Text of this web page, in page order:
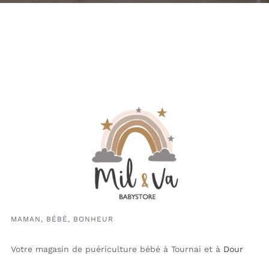
MAMAN, BÉBÉ, BONHEUR
Votre magasin de puériculture bébé à Tournai et à Dour